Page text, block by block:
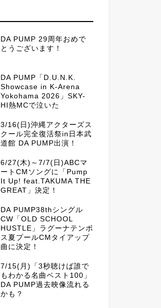
DA PUMP 29周年おめで
とうございます！
DA PUMP「D.U.N.K.
Showcase in K-Arena
Yokohama 2026」SKY-
HI熱MCで泣いた
3/16(日)沖縄アクターズス
クール完全復活祭in日本武
道館 DA PUMP出演！
6/27(木)～7/7(日)ABCマ
ートCMソングに「Pump
It Up! feat.TAKUMA THE
GREAT」決定！
DA PUMP38thシングル
CW「OLD SCHOOL
HUSTLE」ラグーナテンボ
ス夏プールCMタイアップ
曲に決定！
7/15(月)「3秒聴けば誰で
もわかる名曲ベスト100」
DA PUMP過去映像流れる
かも？